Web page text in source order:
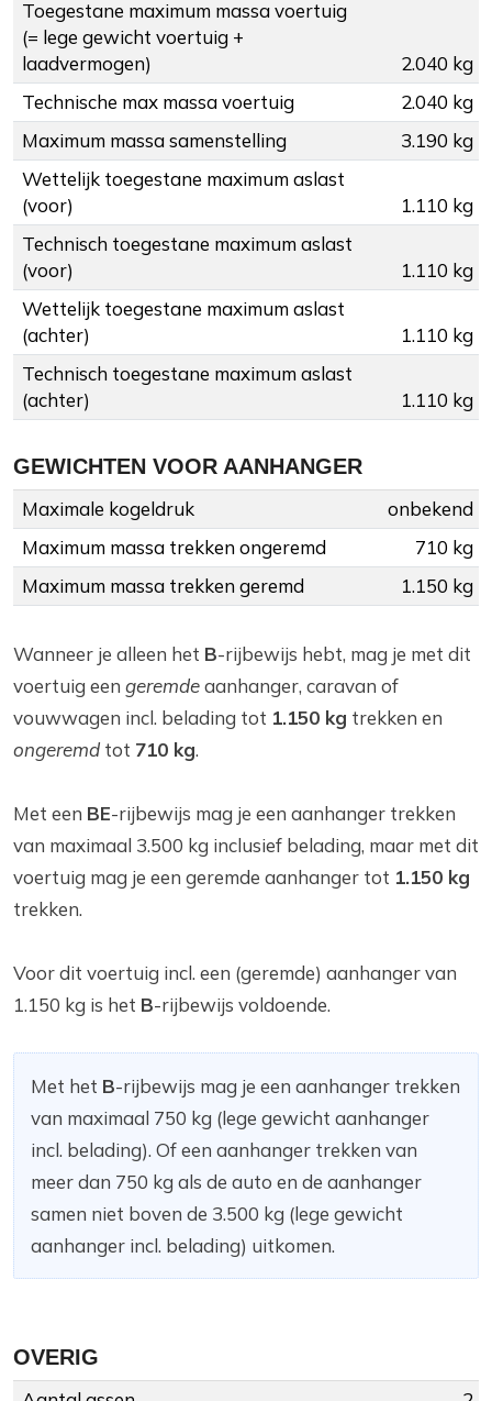
Toegestane maximum massa voertuig
(= lege gewicht voertuig +
laadvermogen)
2.040 kg
Technische max massa voertuig
2.040 kg
Maximum massa samenstelling
3.190 kg
Wettelijk toegestane maximum aslast
(voor)
1.110 kg
Technisch toegestane maximum aslast
(voor)
1.110 kg
Wettelijk toegestane maximum aslast
(achter)
1.110 kg
Technisch toegestane maximum aslast
(achter)
1.110 kg
GEWICHTEN VOOR AANHANGER
Maximale kogeldruk
onbekend
Maximum massa trekken ongeremd
710 kg
Maximum massa trekken geremd
1.150 kg
Wanneer je alleen het B-rijbewijs hebt, mag je met dit
voertuig een geremdeaanhanger, caravan of
vouwwagen incl. belading tot 1.150 kg trekken en
ongeremd tot 710 kg.
Met een BE-rijbewijs mag je een aanhanger trekken
van maximaal 3.500 kg inclusief belading, maar met dit
voertuig mag je een geremde aanhanger tot 1.150 kg
trekken.
Voor dit voertuig incl. een (geremde) aanhanger van
1.150 kg is het B-rijbewijs voldoende.
Met het B-rijbewijs mag je een aanhanger trekken
van maximaal 750 kg (lege gewicht aanhanger
incl. belading). Of een aanhanger trekken van
meer dan 750 kg als de auto en de aanhanger
samen niet boven de 3.500 kg (lege gewicht
aanhanger incl. belading) uitkomen.
OVERIG